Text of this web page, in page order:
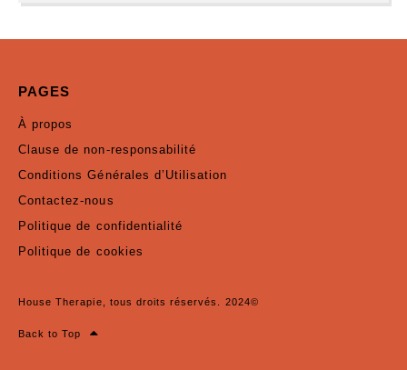
PAGES
À propos
Clause de non-responsabilité
Conditions Générales d’Utilisation
Contactez-nous
Politique de confidentialité
Politique de cookies
House Therapie, tous droits réservés. 2024©
Back to Top